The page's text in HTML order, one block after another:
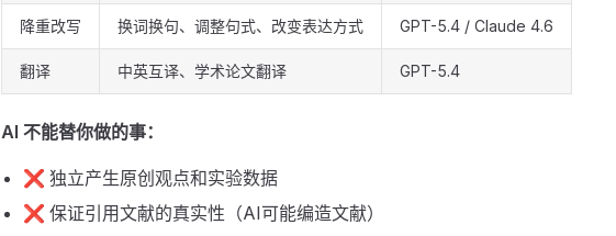
降重改写 换词换句、调整句式、改变表达方式 GPT-5.4 / Claude 4.6
翻译 中英互译、学术论文翻译 GPT-5.4
AI 不能替你做的事：
❌ 独立产生原创观点和实验数据
❌ 保证引用文献的真实性（AI可能编造文献）